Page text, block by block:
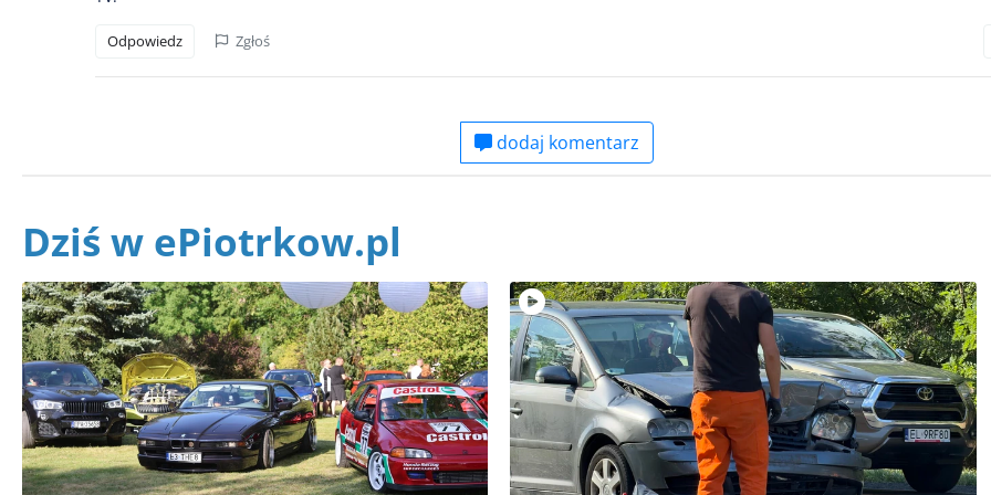
Odpowiedz Zgłoś
dodaj komentarz
Dziś w ePiotrkow.pl